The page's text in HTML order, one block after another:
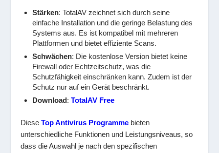
Stärken: TotalAV zeichnet sich durch seine
einfache Installation und die geringe Belastung des
Systems aus. Es ist kompatibel mit mehreren
Plattformen und bietet effiziente Scans.
Schwächen: Die kostenlose Version bietet keine
Firewall oder Echtzeitschutz, was die
Schutzfähigkeit einschränken kann. Zudem ist der
Schutz nur auf ein Gerät beschränkt.
Download:TotalAV Free
DieseTop Antivirus Programme bieten
unterschiedliche Funktionen und Leistungsniveaus, so
dass die Auswahl je nach den spezifischen